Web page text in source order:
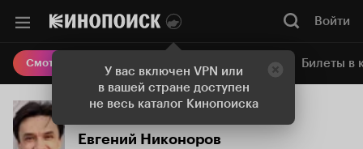
У вас включен VPN или
в вашей стране доступен
не весь каталог Кинопоиска
Войти
Смотреть кино Онлайн-кинотеатр Билеты в
Евгений Никоноров